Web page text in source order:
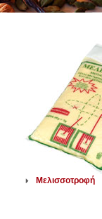
Μελισσοτροφή